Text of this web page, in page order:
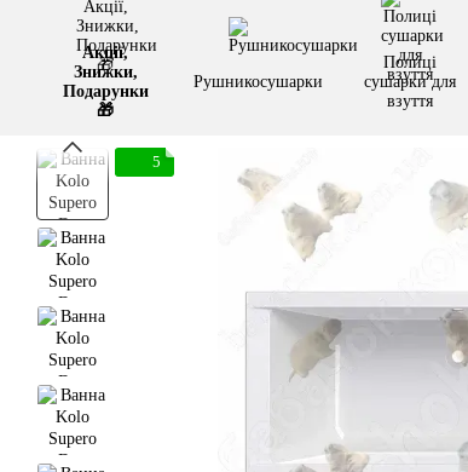
Акції,
Знижки,
Подарунки
🎁
Рушникосушарки
Полиці
сушарки для
взуття
5